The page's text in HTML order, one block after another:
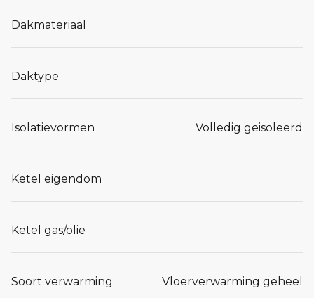
Dakmateriaal
Daktype
Isolatievormen Volledig geisoleerd
Ketel eigendom
Ketel gas/olie
Soort verwarming Vloerverwarming geheel